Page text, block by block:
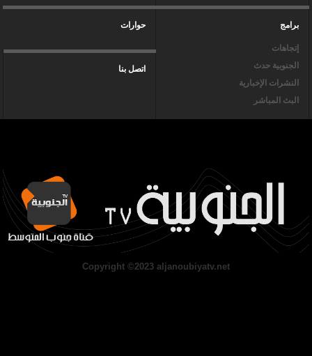
برامج
إتجاهات
الجنوبية حدث
النشرات الإخبارية
البث المباشر
حوارات
اتصل بنا
Copyright ©2023 aljanoubiyatv.net